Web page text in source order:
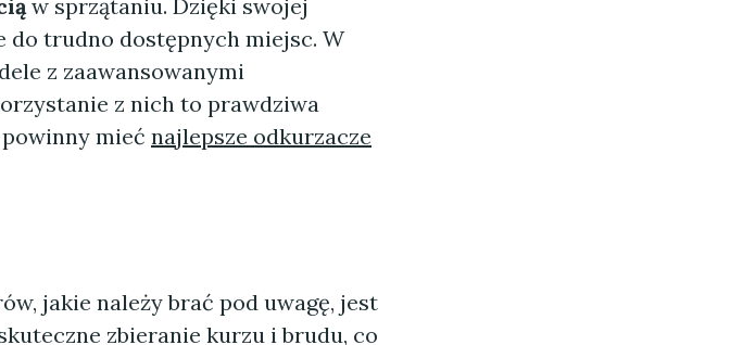
w sprzątaniu. Dzięki swojej
do trudno dostępnych miejsc. W
z zaawansowanymi
z nich to prawdziwa
mieć najlepsze odkurzacze
jakie należy brać pod uwagę, jest
zbieranie kurzu i brudu, co